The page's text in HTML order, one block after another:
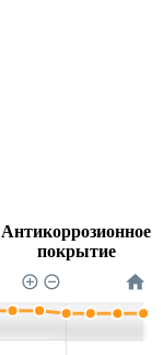
Антикоррозионное
покрытие